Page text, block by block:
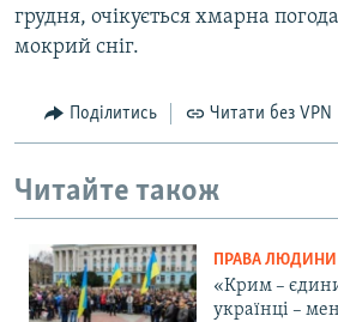
грудня, очікується хмарна
мокрий сніг.
Поділитись Читати без VPN
Читайте також
ПРАВА ЛЮДИНИ
«Крим –
українці –